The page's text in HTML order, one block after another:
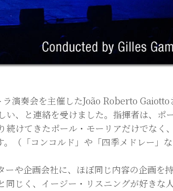
演奏会を主催したJoão Roberto Gaiotto
、と連絡を受けました。指揮者は、ポ
けてきたポール・モーリアだけでなく
（「コンコルド」や「四季メドレー」
や企画会社に、ほぼ同じ内容の企画を
じく、イージー・リスニングが好きな